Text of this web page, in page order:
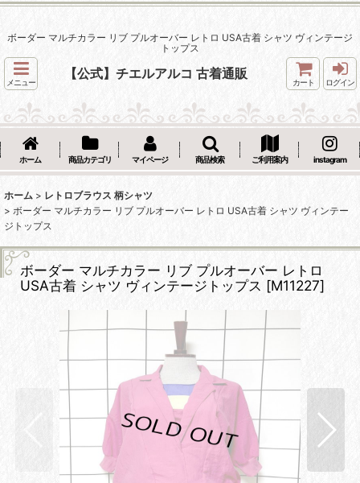
ボーダー マルチカラー リブ プルオーバー レトロ USA古着 シャツ ヴィンテージ
トップス
メニュー
【公式】チエルアルコ 古着通販
カート ログイン
ホーム 商品カテゴリ マイページ 商品検索 ご利用案内 instagram
ホーム > レトロブラウス 柄シャツ
> ボーダー マルチカラー リブ プルオーバー レトロ USA古着 シャツ ヴィンテー
ジトップス
ボーダー マルチカラー リブ プルオーバー レトロ
USA古着 シャツ ヴィンテージトップス [M11227]